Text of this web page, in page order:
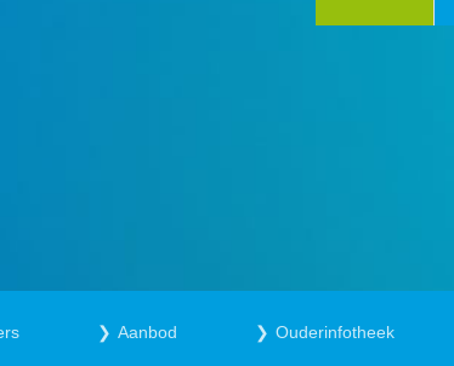
Aanbod Ouderinfotheek